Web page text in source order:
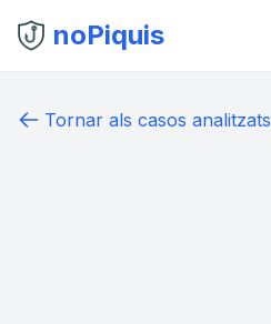
noPiquis
Tornar als casos analitzats